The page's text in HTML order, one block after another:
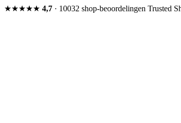
★★★★★ 4,7 · 10032 shop-beoordelingen Trusted